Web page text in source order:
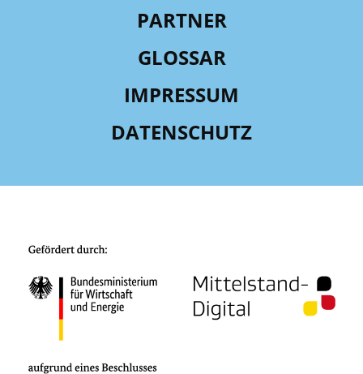
PARTNER
GLOSSAR
IMPRESSUM
DATENSCHUTZ